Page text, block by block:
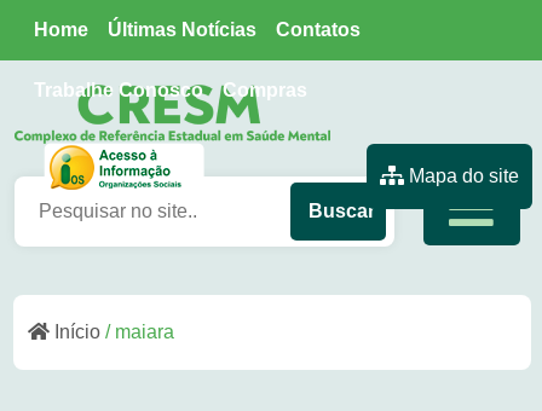
Home Últimas Notícias Contatos
Trabalhe Conosco Compras
Mapa do site
Início / maiara